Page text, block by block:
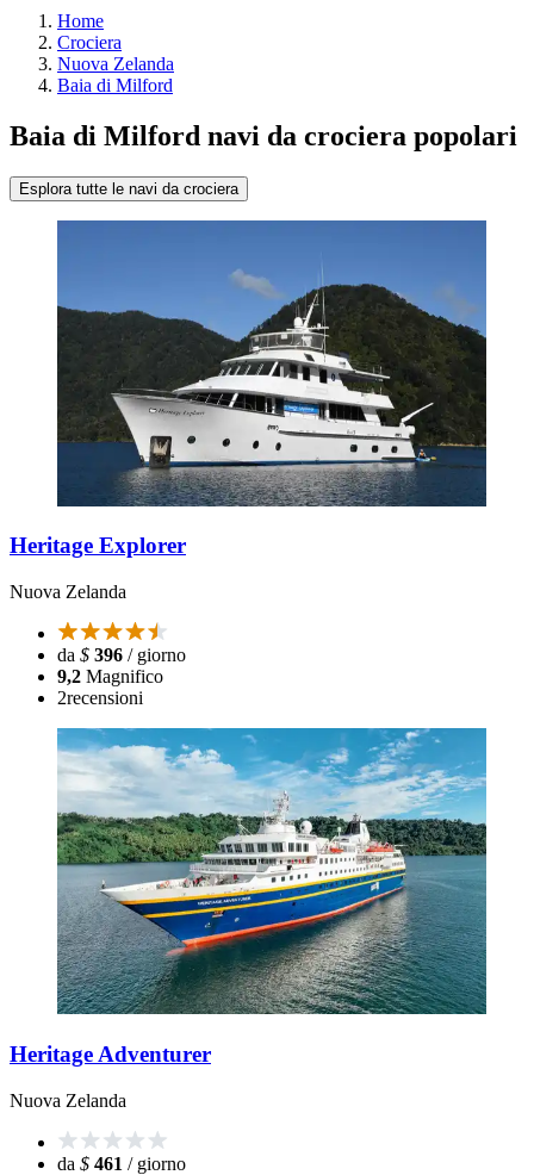
Home
Crociera
Nuova Zelanda
Baia di Milford
Baia di Milford navi da crociera popolari
Esplora tutte le navi da crociera
Heritage Explorer
Nuova Zelanda
da $ 396 / giorno
9,2 Magnifico
2recensioni
Heritage Adventurer
Nuova Zelanda
da $ 461 / giorno